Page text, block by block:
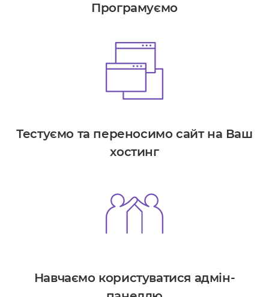
Програмуємо
Тестуємо та переносимо сайт на Ваш
хостинг
Навчаємо користуватися адмін-